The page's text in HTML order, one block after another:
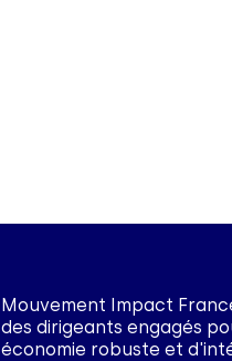
Mouvement Impact
des dirigeants engagés
économie robuste et